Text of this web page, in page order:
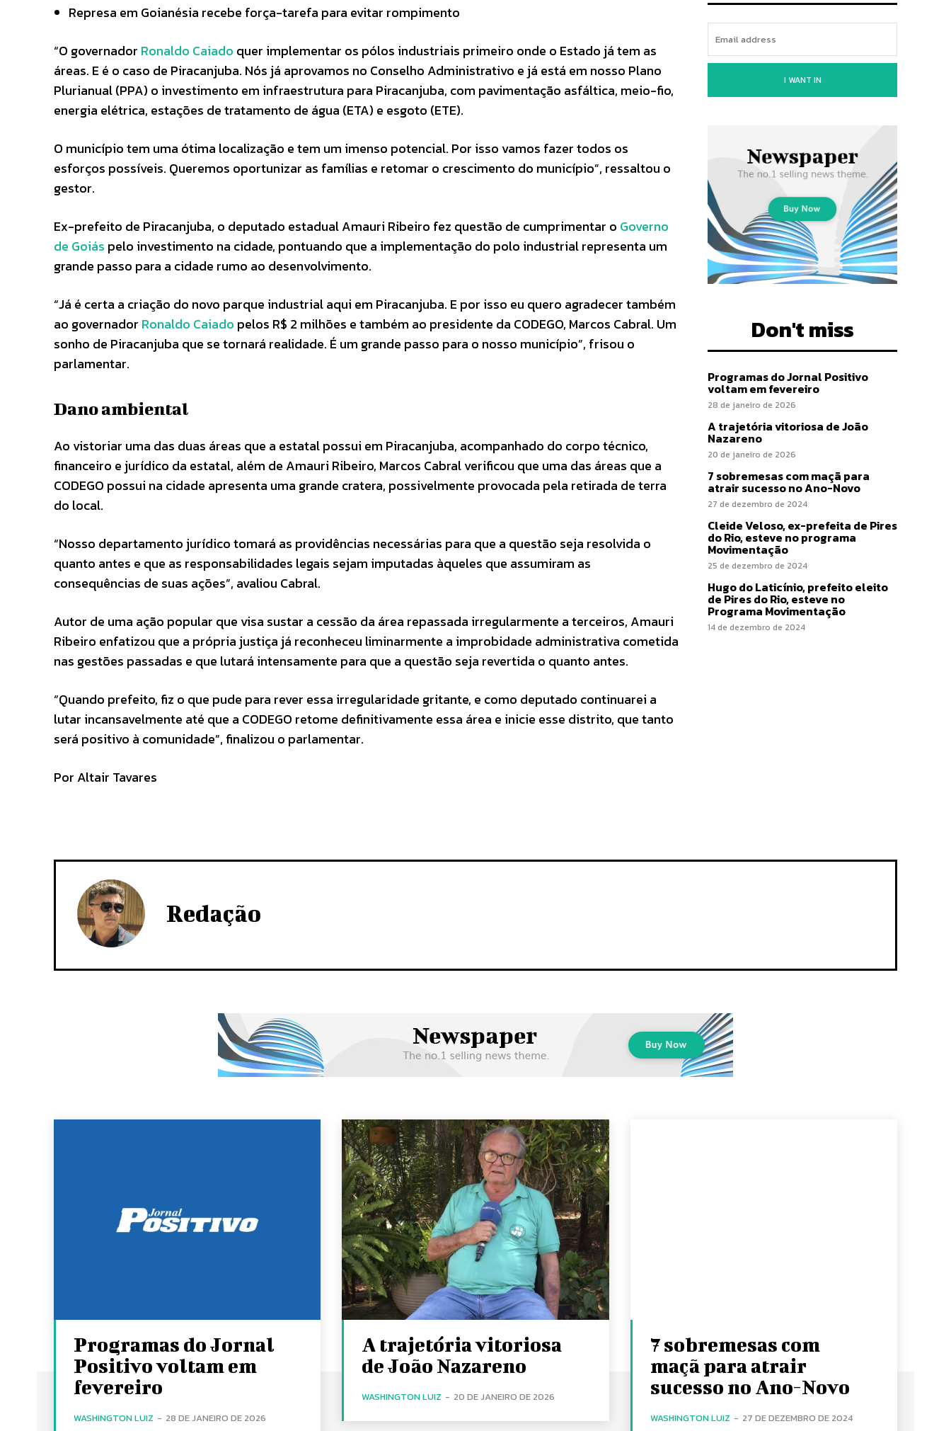
Represa em Goianésia recebe força-tarefa para evitar rompimento
“O governador Ronaldo Caiado quer implementar os pólos industriais primeiro onde o Estado já tem as
áreas. E é o caso de Piracanjuba. Nós já aprovamos no Conselho Administrativo e já está em nosso Plano
Plurianual (PPA) o investimento em infraestrutura para Piracanjuba, com pavimentação asfáltica, meio-fio,
energia elétrica, estações de tratamento de água (ETA) e esgoto (ETE).
O município tem uma ótima localização e tem um imenso potencial. Por isso vamos fazer todos os
esforços possíveis. Queremos oportunizar as famílias e retomar o crescimento do município”, ressaltou o
gestor.
Ex-prefeito de Piracanjuba, o deputado estadual Amauri Ribeiro fez questão de cumprimentar o Governo
de Goiás pelo investimento na cidade, pontuando que a implementação do polo industrial representa um
grande passo para a cidade rumo ao desenvolvimento.
“Já é certa a criação do novo parque industrial aqui em Piracanjuba. E por isso eu quero agradecer também
ao governador Ronaldo Caiado pelos R$ 2 milhões e também ao presidente da CODEGO, Marcos Cabral. Um
sonho de Piracanjuba que se tornará realidade. É um grande passo para o nosso município”, frisou o
parlamentar.
Dano ambiental
Ao vistoriar uma das duas áreas que a estatal possui em Piracanjuba, acompanhado do corpo técnico,
financeiro e jurídico da estatal, além de Amauri Ribeiro, Marcos Cabral verificou que uma das áreas que a
CODEGO possui na cidade apresenta uma grande cratera, possivelmente provocada pela retirada de terra
do local.
“Nosso departamento jurídico tomará as providências necessárias para que a questão seja resolvida o
quanto antes e que as responsabilidades legais sejam imputadas àqueles que assumiram as
consequências de suas ações”, avaliou Cabral.
Autor de uma ação popular que visa sustar a cessão da área repassada irregularmente a terceiros, Amauri
Ribeiro enfatizou que a própria justiça já reconheceu liminarmente a improbidade administrativa cometida
nas gestões passadas e que lutará intensamente para que a questão seja revertida o quanto antes.
“Quando prefeito, fiz o que pude para rever essa irregularidade gritante, e como deputado continuarei a
lutar incansavelmente até que a CODEGO retome definitivamente essa área e inicie esse distrito, que tanto
será positivo à comunidade”, finalizou o parlamentar.
Por Altair Tavares
I WANT IN
Don't miss
Programas do Jornal Positivo
voltam em fevereiro
28 de janeiro de 2026
A trajetória vitoriosa de João
Nazareno
20 de janeiro de 2026
7 sobremesas com maçã para
atrair sucesso no Ano-Novo
27 de dezembro de 2024
Cleide Veloso, ex-prefeita de Pires
do Rio, esteve no programa
Movimentação
25 de dezembro de 2024
Hugo do Laticínio, prefeito eleito
de Pires do Rio, esteve no
Programa Movimentação
14 de dezembro de 2024
Redação
Programas do Jornal
Positivo voltam em
fevereiro
WASHINGTON LUIZ - 28 DE JANEIRO DE 2026
A trajetória vitoriosa
de João Nazareno
WASHINGTON LUIZ - 20 DE JANEIRO DE 2026
7 sobremesas com
maçã para atrair
sucesso no Ano-Novo
WASHINGTON LUIZ - 27 DE DEZEMBRO DE 2024